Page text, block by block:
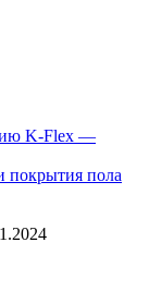
K-Flex —
покрытия пола